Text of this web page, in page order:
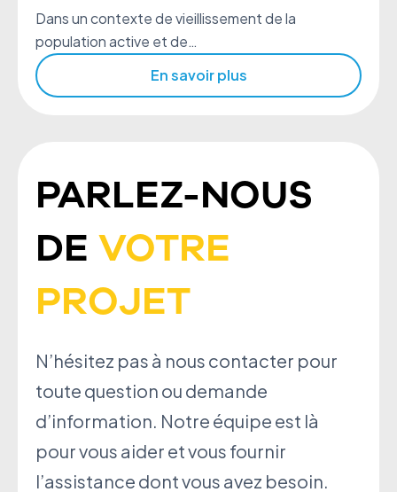
Dans un contexte de vieillissement de la
population active et de…
En savoir plus
PARLEZ-NOUS
DE VOTRE
PROJET
N’hésitez pas à nous contacter pour
toute question ou demande
d’information. Notre équipe est là
pour vous aider et vous fournir
l’assistance dont vous avez besoin.